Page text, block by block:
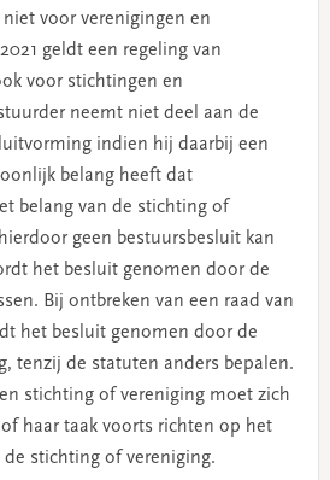
voor verenigingen en
geldt een regeling van
voor stichtingen en
neemt niet deel aan de
indien hij daarbij een
belang heeft dat
belang van de stichting of
geen bestuursbesluit kan
het besluit genomen door de
Bij ontbreken van een raad van
het besluit genomen door de
tenzij de statuten anders bepalen.
stichting of vereniging moet zich
haar taak voorts richten op het
de stichting of vereniging.